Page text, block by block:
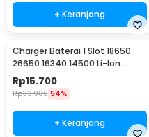
+ Keranjang
Charger Baterai 1 Slot 18650
26650 16340 14500 Li-Ion
Spring Strip - NK-205
Rp15.700
Rp33.900 54%
+ Keranjang